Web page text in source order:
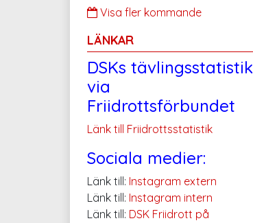
Visa fler kommande
LÄNKAR
DSKs tävlingsstatistik
via
Friidrottsförbundet
Länk till Friidrottsstatistik
Sociala medier:
Länk till: Instagram extern
Länk till: Instagram intern
Länk till: DSK Friidrott på